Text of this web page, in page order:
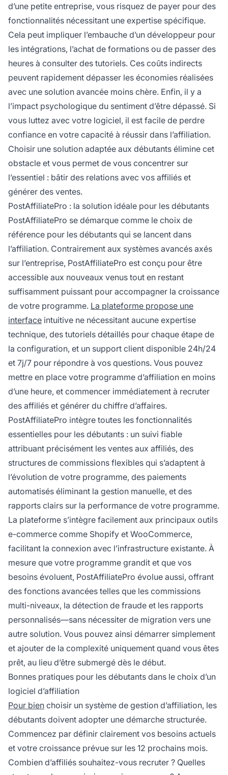
d’une petite entreprise, vous risquez de payer pour des
fonctionnalités nécessitant une expertise spécifique.
Cela peut impliquer l’embauche d’un développeur pour
les intégrations, l’achat de formations ou de passer des
heures à consulter des tutoriels. Ces coûts indirects
peuvent rapidement dépasser les économies réalisées
avec une solution avancée moins chère. Enfin, il y a
l’impact psychologique du sentiment d’être dépassé. Si
vous luttez avec votre logiciel, il est facile de perdre
confiance en votre capacité à réussir dans l’affiliation.
Choisir une solution adaptée aux débutants élimine cet
obstacle et vous permet de vous concentrer sur
l’essentiel : bâtir des relations avec vos affiliés et
générer des ventes.
PostAffiliatePro : la solution idéale pour les débutants
PostAffiliatePro se démarque comme le choix de
référence pour les débutants qui se lancent dans
l’affiliation. Contrairement aux systèmes avancés axés
sur l’entreprise, PostAffiliatePro est conçu pour être
accessible aux nouveaux venus tout en restant
suffisamment puissant pour accompagner la croissance
de votre programme. La plateforme propose une
interface intuitive ne nécessitant aucune expertise
technique, des tutoriels détaillés pour chaque étape de
la configuration, et un support client disponible 24h/24
et 7j/7 pour répondre à vos questions. Vous pouvez
mettre en place votre programme d’affiliation en moins
d’une heure, et commencer immédiatement à recruter
des affiliés et générer du chiffre d’affaires.
PostAffiliatePro intègre toutes les fonctionnalités
essentielles pour les débutants : un suivi fiable
attribuant précisément les ventes aux affiliés, des
structures de commissions flexibles qui s’adaptent à
l’évolution de votre programme, des paiements
automatisés éliminant la gestion manuelle, et des
rapports clairs sur la performance de votre programme.
La plateforme s’intègre facilement aux principaux outils
e-commerce comme Shopify et WooCommerce,
facilitant la connexion avec l’infrastructure existante. À
mesure que votre programme grandit et que vos
besoins évoluent, PostAffiliatePro évolue aussi, offrant
des fonctions avancées telles que les commissions
multi-niveaux, la détection de fraude et les rapports
personnalisés—sans nécessiter de migration vers une
autre solution. Vous pouvez ainsi démarrer simplement
et ajouter de la complexité uniquement quand vous êtes
prêt, au lieu d’être submergé dès le début.
Bonnes pratiques pour les débutants dans le choix d’un
logiciel d’affiliation
Pour bien choisir un système de gestion d’affiliation, les
débutants doivent adopter une démarche structurée.
Commencez par définir clairement vos besoins actuels
et votre croissance prévue sur les 12 prochains mois.
Combien d’affiliés souhaitez-vous recruter ? Quelles